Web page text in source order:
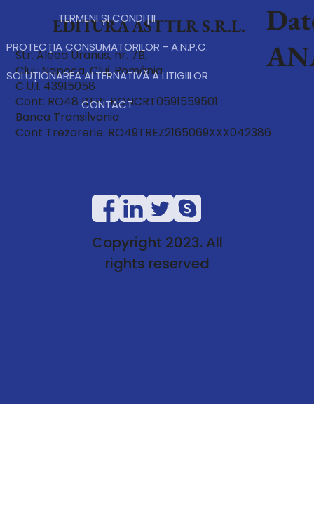
EDITURA ASTTLR S.R.L.
Str. Aleea Uranus, nr. 7B,
Cluj-Napoca, Cluj, România
C.U.I. 43915058
Cont: RO48 BTRL RONCRT0591559501
Banca Transilvania
Cont Trezorerie: RO49TREZ2165069XXX042386
TERMENI ȘI CONDIȚII
PROTECŢIA CONSUMATORILOR - A.N.P.C.
SOLUȚIONAREA ALTERNATIVĂ A LITIGIILOR
CONTACT
Copyright 2023. All
rights reserved